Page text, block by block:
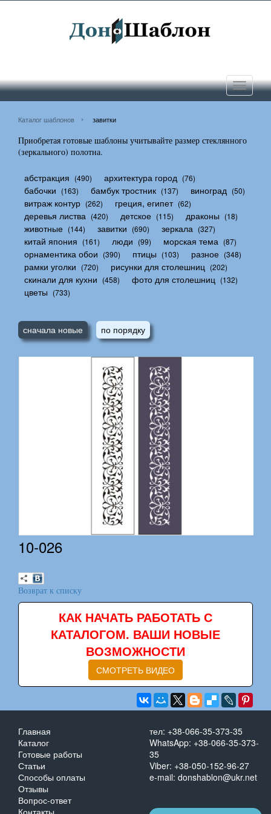
Toggle
Каталог шаблонов завитки
Приобретая готовые шаблоны учитывайте размер стеклянного
(зеркального) полотна.
абстракция (490) архитектура город (76)
бабочки (163) бамбук тростник (137) виноград (50)
витраж контур (262) греция, египет (62)
деревья листва (420) детское (115) драконы (18)
животные (144) завитки (690) зеркала (327)
китай япония (161) люди (99) морская тема (87)
орнаментика обои (390) птицы (103) разное (348)
рамки уголки (720) рисунки для столешниц (202)
скинали для кухни (458) фото для столешниц (132)
цветы (733)
сначала новые по порядку
10-026
Возврат к списку
КАК НАЧАТЬ РАБОТАТЬ С
КАТАЛОГОМ. ВАШИ НОВЫЕ
ВОЗМОЖНОСТИ
СМОТРЕТЬ ВИДЕО
Главная
Каталог
Готовые работы
Статьи
Способы оплаты
Отзывы
Вопрос-ответ
тел: +38-066-35-373-35
WhatsApp: +38-066-35-373-
35
Viber: +38-050-152-96-27
e-mail: donshablon@ukr.net